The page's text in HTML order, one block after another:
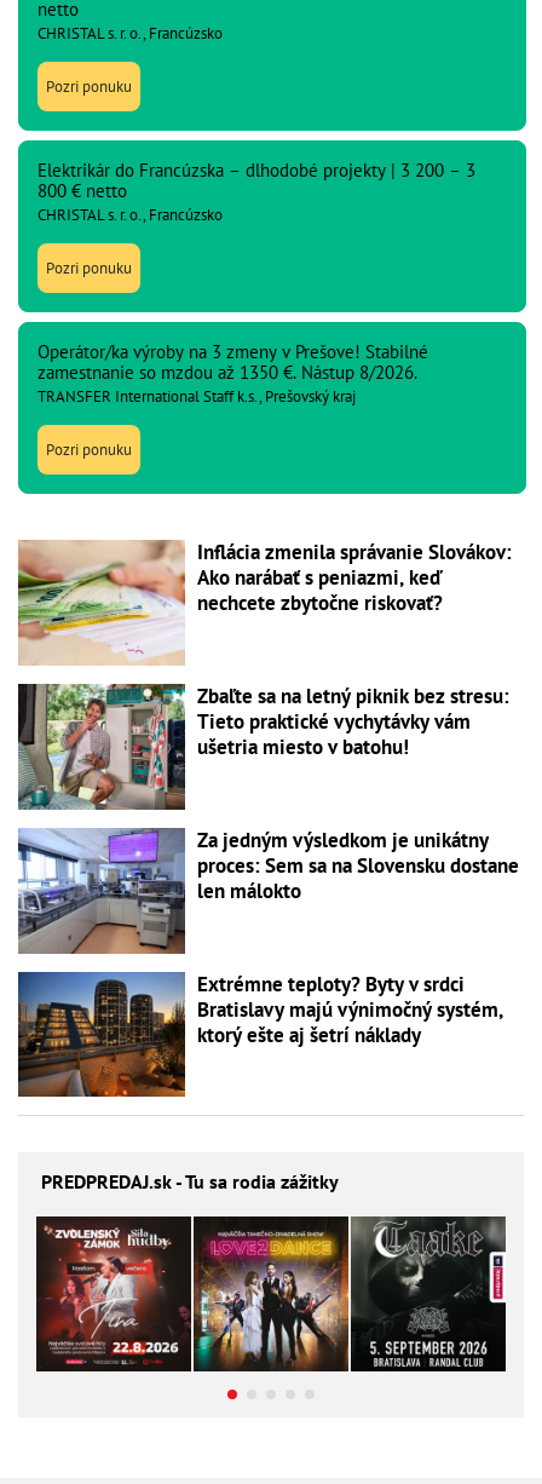
netto
CHRISTAL s. r. o., Francúzsko
Pozri ponuku
Elektrikár do Francúzska – dlhodobé projekty | 3 200 – 3
800 € netto
CHRISTAL s. r. o., Francúzsko
Pozri ponuku
Operátor/ka výroby na 3 zmeny v Prešove! Stabilné
zamestnanie so mzdou až 1350 €. Nástup 8/2026.
TRANSFER International Staff k.s., Prešovský kraj
Pozri ponuku
Inflácia zmenila správanie Slovákov:
Ako narábať s peniazmi, keď
nechcete zbytočne riskovať?
Zbaľte sa na letný piknik bez stresu:
Tieto praktické vychytávky vám
ušetria miesto v batohu!
Za jedným výsledkom je unikátny
proces: Sem sa na Slovensku dostane
len málokto
Extrémne teploty? Byty v srdci
Bratislavy majú výnimočný systém,
ktorý ešte aj šetrí náklady
PREDPREDAJ.sk - Tu sa rodia zážitky